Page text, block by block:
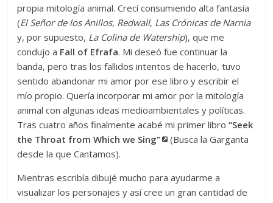
propia mitología animal. Crecí consumiendo alta fantasía
(El Señor de los Anillos, Redwall, Las Crónicas de Narnia
y, por supuesto, La Colina de Watership), que me
condujo a Fall of Efrafa. Mi deseó fue continuar la
banda, pero tras los fallidos intentos de hacerlo, tuvo
sentido abandonar mi amor por ese libro y escribir el
mío propio. Quería incorporar mi amor por la mitología
animal con algunas ideas medioambientales y políticas.
Tras cuatro años finalmente acabé mi primer libro“Seek
the Throat from Which we Sing”
(Busca la Garganta
desde la que Cantamos).
Mientras escribía dibujé mucho para ayudarme a
visualizar los personajes y así cree un gran cantidad de